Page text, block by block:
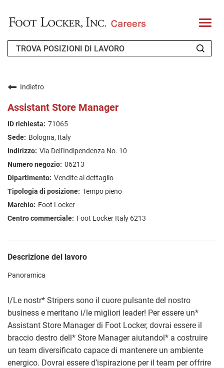
T
o
l
FAQ
CERCA LAVORO
Indietro
Assistant Store Manager
71065
Bologna, Italy
Via Dell'Indipendenza No. 10
06213
Vendite al dettaglio
Tempo pieno
Foot Locker
Foot Locker Italy 6213
Descrizione del lavoro
Panoramica
I/Le nostr* Stripers sono il cuore pulsante del nostro
business e meritano i/le migliori leader! Per essere un*
Assistant Store Manager di Foot Locker, dovrai essere il
braccio destro dell* Store Manager aiutandol* a costruire
un team diversificato capace di mantenere un ambiente
energico. Dovrai essere d’ispirazione per il team per offrire